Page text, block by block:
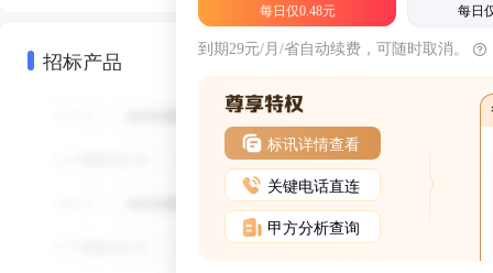
招标产品
每日仅0.48元 每日
到期29元/月/省自动续费，可随时取消。
标讯详情查看
关键电话直连
甲方分析查询